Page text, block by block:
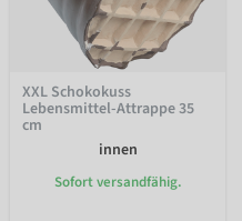
XXL Schokokuss
Lebensmittel-Attrappe 35
cm
innen
Sofort versandfähig.